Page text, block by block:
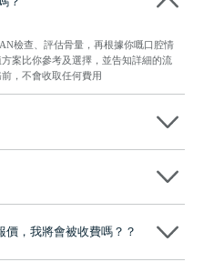
檢查、評估骨量，再根據你嘅口腔情
案比你參考及選擇，並告知詳細的流
，不會收取任何費用
後穩定、耐用又安心。
校訓，各分院匯聚來自香港、內地的
，是諾貝爾種植系統全球放心植牙中
的顧客，受到粵港澳大灣區及周邊城
價，我將會被收費嗎？？